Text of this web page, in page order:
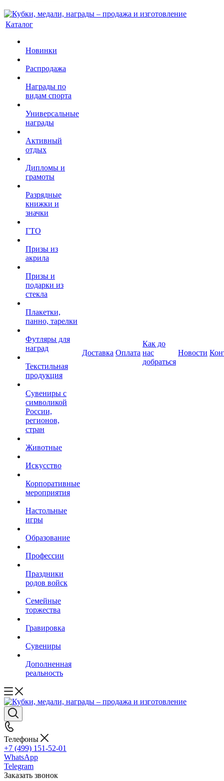
Каталог
Новинки
Распродажа
Награды по
видам спорта
Универсальные
награды
Активный
отдых
Дипломы и
грамоты
Разрядные
книжки и
значки
ГТО
Призы из
акрила
Призы и
подарки из
стекла
Плакетки,
панно, тарелки
Футляры для
наград
Текстильная
продукция
Сувениры с
символикой
России,
регионов,
стран
Животные
Искусство
Корпоративные
мероприятия
Настольные
игры
Образование
Профессии
Праздники
родов войск
Семейные
торжества
Гравировка
Сувениры
Дополненная
реальность
Доставка Оплата
Как до
нас
добраться
Новости
Телефоны
+7 (499) 151-52-01
WhatsApp
Telegram
Заказать звонок